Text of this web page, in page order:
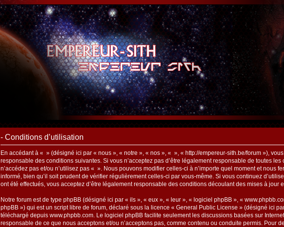
- Conditions d’utilisation
En accédant à « » (désigné ici par « nous », « notre », « nos », « », « http://empereur-sith.be/forum »),
responsable des conditions suivantes. Si vous n’acceptez pas d’être légalement responsable de toutes
n’accédez pas et/ou n’utilisez pas « ». Nous pouvons modifier celles-ci à n’importe quel moment et nous
informé, bien qu’il soit prudent de vérifier régulièrement celles-ci par vous-même. Si vous continuez
ont été effectués, vous acceptez d’être légalement responsable des conditions découlant des mises à jour
Notre forum est de type phpBB (désigné ici par « ils », « eux », « leur », « logiciel phpBB », «
phpBB ») qui est un script libre de forum, déclaré sous la licence « General Public License » (désigné ici
téléchargé depuis www.phpbb.com. Le logiciel phpBB facilite seulement les discussions basées sur
responsable de ce que nous acceptons et/ou n’acceptons pas, comme contenu ou conduite permis. Pour